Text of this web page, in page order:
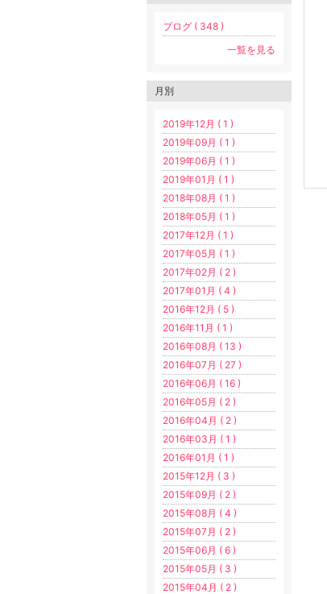
ブログ ( 348 )
一覧を見る
月別
2019年12月 ( 1 )
2019年09月 ( 1 )
2019年06月 ( 1 )
2019年01月 ( 1 )
2018年08月 ( 1 )
2018年05月 ( 1 )
2017年12月 ( 1 )
2017年05月 ( 1 )
2017年02月 ( 2 )
2017年01月 ( 4 )
2016年12月 ( 5 )
2016年11月 ( 1 )
2016年08月 ( 13 )
2016年07月 ( 27 )
2016年06月 ( 16 )
2016年05月 ( 2 )
2016年04月 ( 2 )
2016年03月 ( 1 )
2016年01月 ( 1 )
2015年12月 ( 3 )
2015年09月 ( 2 )
2015年08月 ( 4 )
2015年07月 ( 2 )
2015年06月 ( 6 )
2015年05月 ( 3 )
2015年04月 ( 2 )